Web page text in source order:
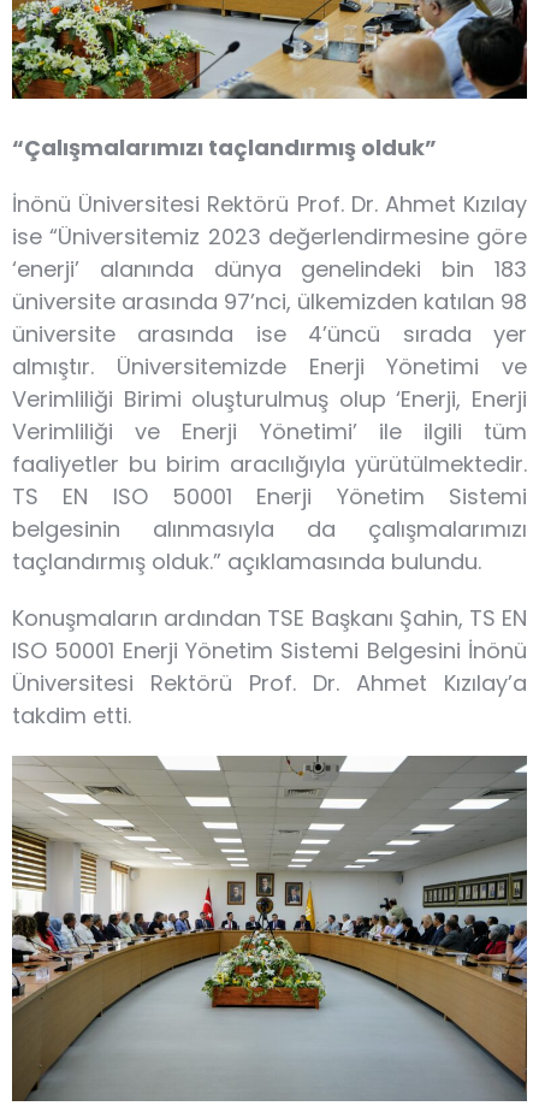
“Çalışmalarımızı taçlandırmış olduk”
İnönü Üniversitesi Rektörü Prof. Dr. Ahmet Kızılay
ise “Üniversitemiz 2023 değerlendirmesine göre
‘enerji’ alanında dünya genelindeki bin 183
üniversite arasında 97’nci, ülkemizden katılan 98
üniversite arasında ise 4’üncü sırada yer
almıştır. Üniversitemizde Enerji Yönetimi ve
Verimliliği Birimi oluşturulmuş olup ‘Enerji, Enerji
Verimliliği ve Enerji Yönetimi’ ile ilgili tüm
faaliyetler bu birim aracılığıyla yürütülmektedir.
TS EN ISO 50001 Enerji Yönetim Sistemi
belgesinin alınmasıyla da çalışmalarımızı
taçlandırmış olduk.” açıklamasında bulundu.
Konuşmaların ardından TSE Başkanı Şahin, TS EN
ISO 50001 Enerji Yönetim Sistemi Belgesini İnönü
Üniversitesi Rektörü Prof. Dr. Ahmet Kızılay’a
takdim etti.